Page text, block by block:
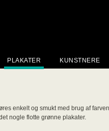
PLAKATER KUNSTNERE
enkelt og smukt med brug af
nogle flotte grønne plakater.